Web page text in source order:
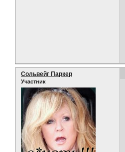
Сольвейг Паркер
Участник